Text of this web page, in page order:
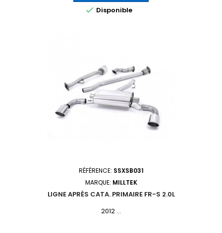
 Disponible
RÉFÉRENCE: SSXSB031
MARQUE: MILLTEK
LIGNE APRÈS CATA. PRIMAIRE FR-S 2.0L
2012 ...